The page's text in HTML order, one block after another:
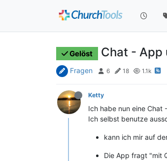
Gelöst Chat - App
Fragen 6 18 1.1k
Ketty
Ich habe nun eine Chat
Ich selbst benutze
kann ich mir auf
Die App fragt "mit